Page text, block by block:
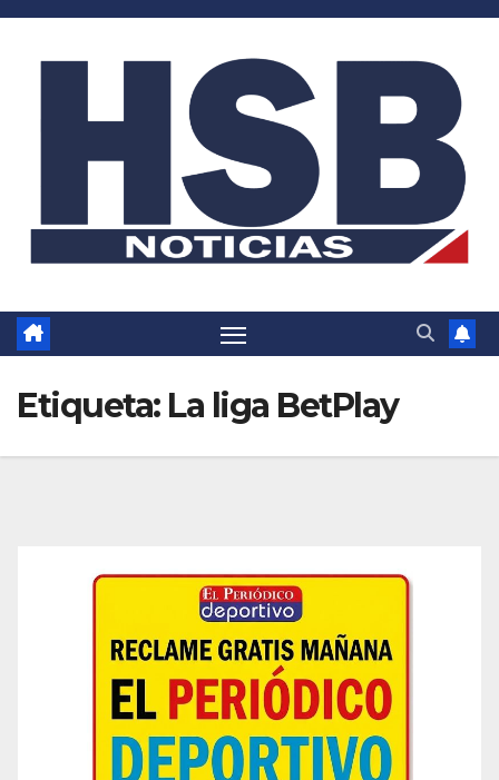
Saltar
Etiqueta: La liga BetPlay